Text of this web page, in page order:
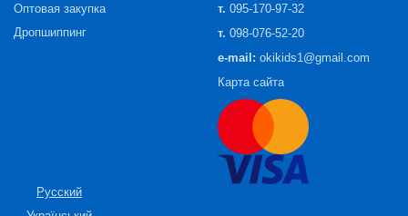
Оптовая закупка
Дропшиппинг
т. 095-170-97-32
т. 098-076-52-20
e-mail: okikids1@gmail.com
Карта сайта
Русский